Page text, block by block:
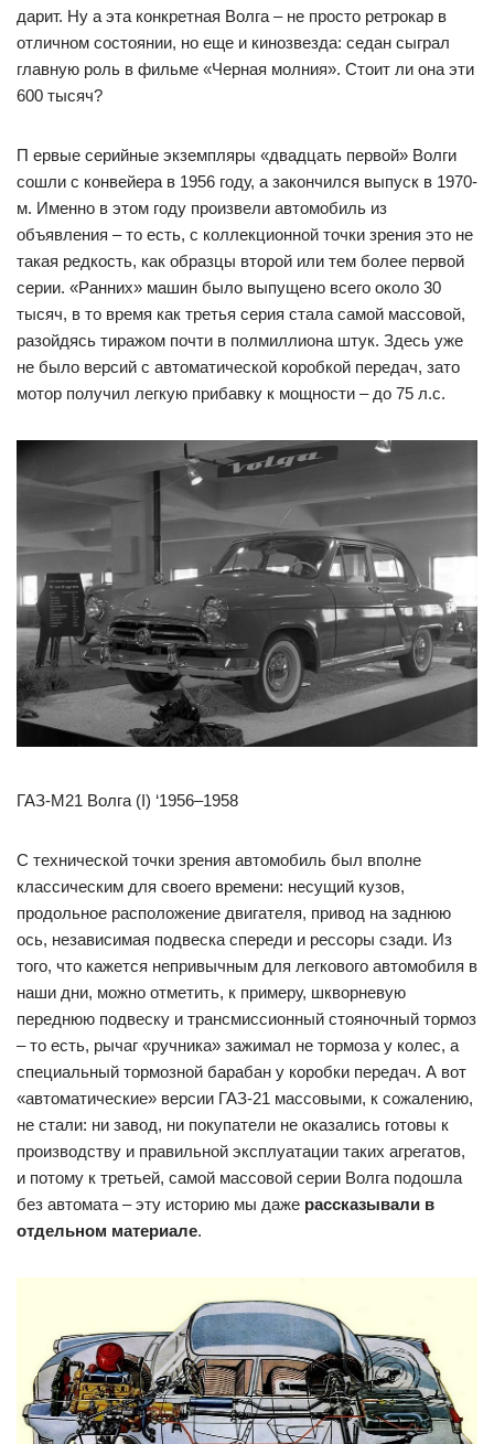
дарит. Ну а эта конкретная Волга – не просто ретрокар в
отличном состоянии, но еще и кинозвезда: седан сыграл
главную роль в фильме «Черная молния». Стоит ли она эти
600 тысяч?
П ервые серийные экземпляры «двадцать первой» Волги
сошли с конвейера в 1956 году, а закончился выпуск в 1970-
м. Именно в этом году произвели автомобиль из
объявления – то есть, с коллекционной точки зрения это не
такая редкость, как образцы второй или тем более первой
серии. «Ранних» машин было выпущено всего около 30
тысяч, в то время как третья серия стала самой массовой,
разойдясь тиражом почти в полмиллиона штук. Здесь уже
не было версий с автоматической коробкой передач, зато
мотор получил легкую прибавку к мощности – до 75 л.с.
ГАЗ-М21 Волга (I) ‘1956–1958
С технической точки зрения автомобиль был вполне
классическим для своего времени: несущий кузов,
продольное расположение двигателя, привод на заднюю
ось, независимая подвеска спереди и рессоры сзади. Из
того, что кажется непривычным для легкового автомобиля в
наши дни, можно отметить, к примеру, шкворневую
переднюю подвеску и трансмиссионный стояночный тормоз
– то есть, рычаг «ручника» зажимал не тормоза у колес, а
специальный тормозной барабан у коробки передач. А вот
«автоматические» версии ГАЗ-21 массовыми, к сожалению,
не стали: ни завод, ни покупатели не оказались готовы к
производству и правильной эксплуатации таких агрегатов,
и потому к третьей, самой массовой серии Волга подошла
без автомата – эту историю мы даже рассказывали в
отдельном материале.